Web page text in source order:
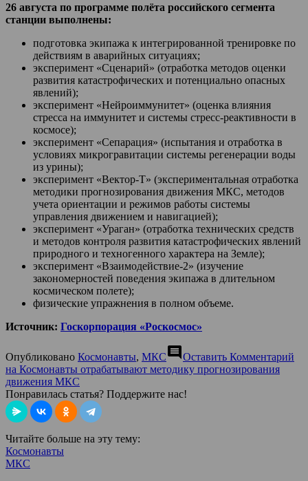
26 августа по программе полёта российского сегмента
станции выполнены:
подготовка экипажа к интегрированной тренировке по
действиям в аварийных ситуациях;
эксперимент «Сценарий» (отработка методов оценки
развития катастрофических и потенциально опасных
явлений);
эксперимент «Нейроиммунитет» (оценка влияния
стресса на иммунитет и системы стресс-реактивности в
космосе);
эксперимент «Сепарация» (испытания и отработка в
условиях микрогравитации системы регенерации воды
из урины);
эксперимент «Вектор-Т» (экспериментальная отработка
методики прогнозирования движения МКС, методов
учета ориентации и режимов работы системы
управления движением и навигацией);
эксперимент «Ураган» (отработка технических средств
и методов контроля развития катастрофических явлений
природного и техногенного характера на Земле);
эксперимент «Взаимодействие-2» (изучение
закономерностей поведения экипажа в длительном
космическом полете);
физические упражнения в полном объеме.
Источник: Госкорпорация «Роскосмос»
Опубликовано Космонавты, МКСcomment Оставить Комментарий
на Космонавты отрабатывают методику прогнозирования
движения МКС
Понравилась статья? Поддержите нас!
Читайте больше на эту тему:
Космонавты
МКС